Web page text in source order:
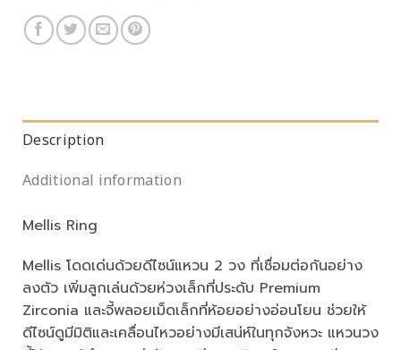
Description
Additional information
Mellis Ring
Mellis โดดเด่นด้วยดีไซน์แหวน 2 วง ที่เชื่อมต่อกันอย่าง
ลงตัว เพิ่มลูกเล่นด้วยห่วงเล็กที่ประดับ Premium
Zirconia และจี้พลอยเม็ดเล็กที่ห้อยอย่างอ่อนโยน ช่วยให้
ดีไซน์ดูมีมิติและเคลื่อนไหวอย่างมีเสน่ห์ในทุกจังหวะ แหวนวง